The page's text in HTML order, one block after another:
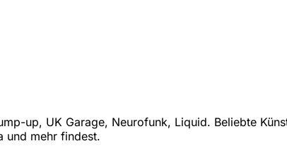
up, UK Garage, Neurofunk, Liquid. Beliebte
und mehr findest.